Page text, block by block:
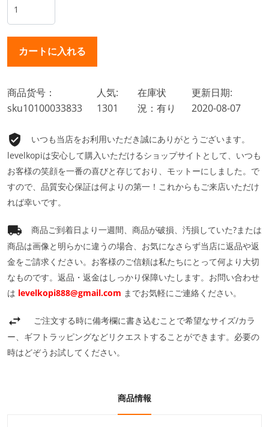
商品货号：
sku10100033833
人気:
1301
在庫状
況：有り
更新日期:
2020-08-07
いつも当店をお利用いただき誠にありがとうございます。
levelkopiは安心して購入いただけるショップサイトとして、いつも
お客様の笑顔を一番の喜びと存じており、モットーにしました。で
すので、品質安心保証は何よりの第一！これからもご来店いただけ
れば幸いです。
商品ご到着日より一週間、商品が破損、汚損していた?または
商品は画像と明らかに違うの場合、お気になさらず当店に返品や返
金をご請求ください。お客様のご信頼は私たちにとって何より大切
なものです。返品・返金はしっかり保障いたします。お問い合わせ
は levelkopi888@gmail.com までお気軽にご連絡ください。
ご注文する時に備考欄に書き込むことで希望なサイズ/カラ
ー、ギフトラッピングなどリクエストすることができます。必要の
時はどぞうお試してください。
商品情報